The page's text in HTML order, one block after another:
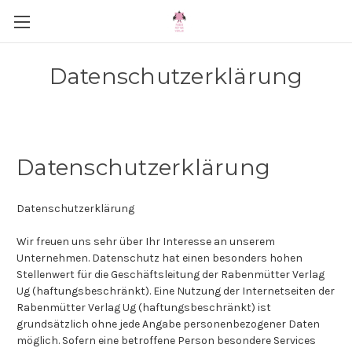
Datenschutzerklärung
Datenschutzerklärung
Datenschutzerklärung
Wir freuen uns sehr über Ihr Interesse an unserem
Unternehmen. Datenschutz hat einen besonders hohen
Stellenwert für die Geschäftsleitung der Rabenmütter Verlag
Ug (haftungsbeschränkt). Eine Nutzung der Internetseiten der
Rabenmütter Verlag Ug (haftungsbeschränkt) ist
grundsätzlich ohne jede Angabe personenbezogener Daten
möglich. Sofern eine betroffene Person besondere Services